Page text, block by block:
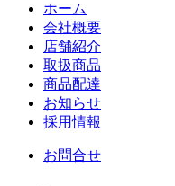
ホーム
会社概要
店舗紹介
取扱商品
商品配達
お知らせ
採用情報
お問合せ